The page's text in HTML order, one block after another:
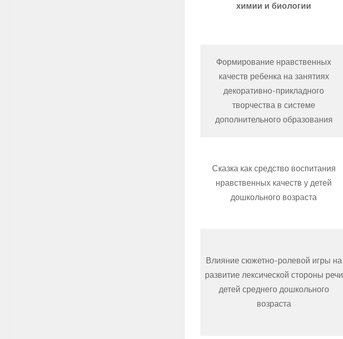
химии и биологии
Формирование нравственных
качеств ребенка на занятиях
декоративно-прикладного
творчества в системе
дополнительного образования
Сказка как средство воспитания
нравственных качеств у детей
дошкольного возраста
Влияние сюжетно-ролевой игры на
развитие лексической стороны речи
детей среднего дошкольного
возраста